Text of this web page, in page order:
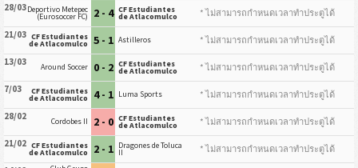
28/03Deportivo Metepec
(Eurosoccer FC) 2 - 4 CF Estudiantes
de Atlacomulco
* ไม่สามารถกำหนดเวลาทำประตูได้
21/03 CF Estudiantes
de Atlacomulco 5 - 1 Astilleros
* ไม่สามารถกำหนดเวลาทำประตูได้
13/03
Around Soccer 0 - 2 CF Estudiantes
de Atlacomulco
* ไม่สามารถกำหนดเวลาทำประตูได้
7/03
CF Estudiantes
de Atlacomulco 4 - 1 Luma Sports
* ไม่สามารถกำหนดเวลาทำประตูได้
28/02
Cordobes II 2 - 0 CF Estudiantes
de Atlacomulco
* ไม่สามารถกำหนดเวลาทำประตูได้
21/02 CF Estudiantes
de Atlacomulco 2 - 1 Dragones de Toluca
II
* ไม่สามารถกำหนดเวลาทำประตูได้